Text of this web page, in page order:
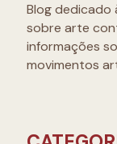
Blog dedicado
sobre arte
informações
movimentos